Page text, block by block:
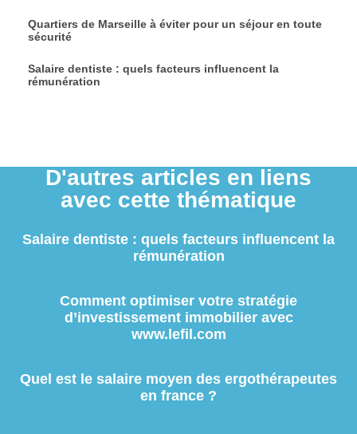
Quartiers de Marseille à éviter pour un séjour en toute
sécurité
Salaire dentiste : quels facteurs influencent la
rémunération
D'autres articles en liens
avec cette thématique
Salaire dentiste : quels facteurs influencent la
rémunération
Comment optimiser votre stratégie
d’investissement immobilier avec
www.lefil.com
Quel est le salaire moyen des ergothérapeutes
en france ?